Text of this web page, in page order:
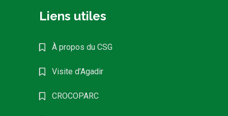
Liens utiles
À propos du CSG
Visite d’Agadir
CROCOPARC